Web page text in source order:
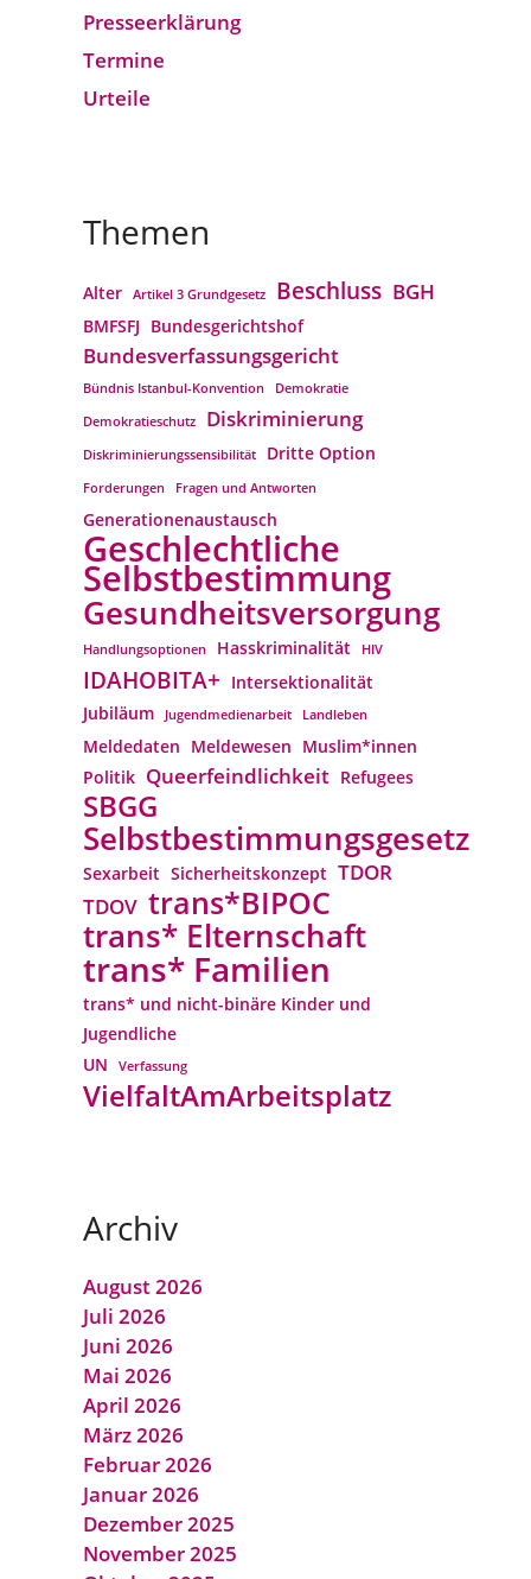
Presseerklärung
Termine
Urteile
Themen
Alter Artikel 3 Grundgesetz Beschluss BGH
BMFSFJ Bundesgerichtshof
Bundesverfassungs­gericht
Bündnis Istanbul-Konvention
Demokratie
Demokratieschutz
Diskriminierung
Diskriminierungssensibilität Dritte Option
Forderungen Fragen und Antworten
Generationenaustausch
Geschlechtliche
Selbstbestimmung
Gesundheitsversorgung
Handlungsoptionen Hasskriminalität HIV
IDAHOBITA+ Intersektionalität
Jubiläum
Jugendmedienarbeit Landleben
Meldedaten Meldewesen Muslim*innen
Politik Queerfeindlichkeit Refugees
SBGG
Selbstbestimmungsgesetz
Sexarbeit Sicherheitskonzept TDOR
TDOV trans*BIPOC
trans* Elternschaft
trans* Familien
trans* und nicht-binäre Kinder und
Jugendliche
UN
Verfassung
VielfaltAmArbeitsplatz
Archiv
August 2026
Juli 2026
Juni 2026
Mai 2026
April 2026
März 2026
Februar 2026
Januar 2026
Dezember 2025
November 2025